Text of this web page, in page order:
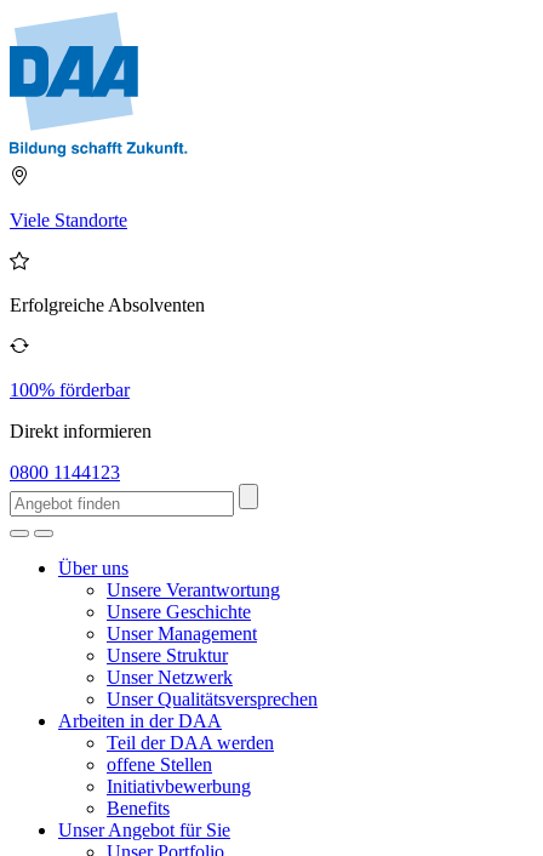
Viele Standorte
Erfolgreiche Absolventen
100% förderbar
Direkt informieren
0800 1144123
Über uns
Unsere Verantwortung
Unsere Geschichte
Unser Management
Unsere Struktur
Unser Netzwerk
Unser Qualitätsversprechen
Arbeiten in der DAA
Teil der DAA werden
offene Stellen
Initiativbewerbung
Benefits
Unser Angebot für Sie
Unser Portfolio